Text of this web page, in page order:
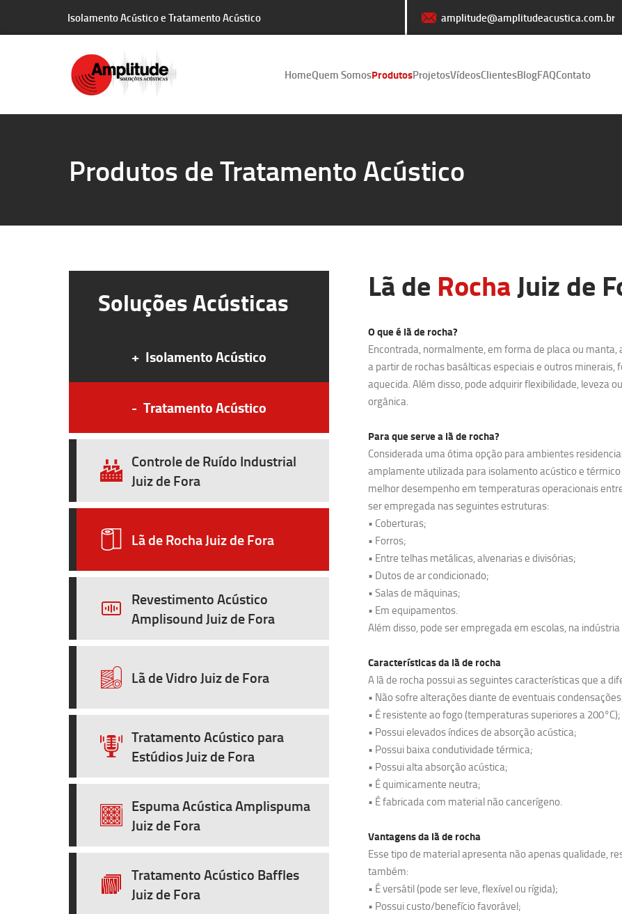
Isolamento Acústico e Tratamento Acústico amplitude@amplitudeacustica.com.br
HomeQuem SomosProdutosProjetosVídeosClientesBlogFAQContato
Produtos de Tratamento Acústico
Soluções Acústicas
+ Isolamento Acústico
- Tratamento Acústico
Controle de Ruído Industrial
Juiz de Fora
Lã de Rocha Juiz de Fora
Revestimento Acústico
Amplisound Juiz de Fora
Lã de Vidro Juiz de Fora
Tratamento Acústico para
Estúdios Juiz de Fora
Espuma Acústica Amplispuma
Juiz de Fora
Tratamento Acústico Baffles
Juiz de Fora
Lã de RochaJuiz de
O que é lã de rocha?
Encontrada, normalmente, em forma de placa ou
a partir de rochas basálticas especiais e outros
aquecida. Além disso, pode adquirir flexibilidade, leveza
orgânica.
Para que serve a lã de rocha?
Considerada uma ótima opção para ambientes
amplamente utilizada para isolamento acústico e
melhor desempenho em temperaturas operacionais
ser empregada nas seguintes estruturas:
• Coberturas;
• Forros;
• Entre telhas metálicas, alvenarias e divisórias;
• Dutos de ar condicionado;
• Salas de máquinas;
• Em equipamentos.
Além disso, pode ser empregada em escolas, na
Características da lã de rocha
A lã de rocha possui as seguintes características que a
• Não sofre alterações diante de eventuais
• É resistente ao fogo (temperaturas superiores a 200°C);
• Possui elevados índices de absorção acústica;
• Possui baixa condutividade térmica;
• Possui alta absorção acústica;
• É quimicamente neutra;
• É fabricada com material não cancerígeno.
Vantagens da lã de rocha
Esse tipo de material apresenta não apenas qualidade,
também:
• É versátil (pode ser leve, flexível ou rígida);
• Possui custo/benefício favorável;